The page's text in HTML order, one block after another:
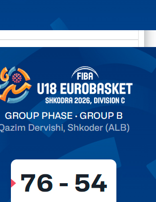
FIBA U18 EuroBasket 2026,
Обзор Статистика Матч сыгран 0